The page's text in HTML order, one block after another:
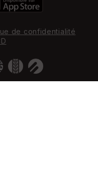
de confidentialité